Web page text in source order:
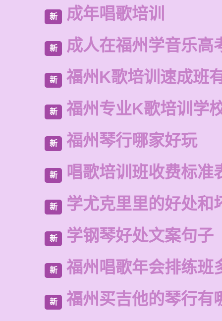
新 成年唱歌培训
新 成人在福州学音乐高
新 福州K歌培训速成班
新 福州专业K歌培训学
新 福州琴行哪家好玩
新 唱歌培训班收费标准
新 学尤克里里的好处和
新 学钢琴好处文案句子
新 福州唱歌年会排练班
新 福州买吉他的琴行有